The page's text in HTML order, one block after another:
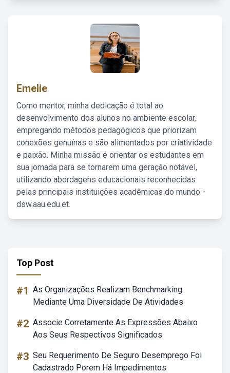
Emelie
Como mentor, minha dedicação é total ao
desenvolvimento dos alunos no ambiente escolar,
empregando métodos pedagógicos que priorizam
conexões genuínas e são alimentados por criatividade
e paixão. Minha missão é orientar os estudantes em
sua jornada para se tornarem uma geração notável,
utilizando abordagens educacionais reconhecidas
pelas principais instituições acadêmicas do mundo -
dsw.aau.edu.et.
Top Post
#1 As Organizações Realizam Benchmarking
Mediante Uma Diversidade De Atividades
#2 Associe Corretamente As Expressões Abaixo
Aos Seus Respectivos Significados
#3 Seu Requerimento De Seguro Desemprego Foi
Cadastrado Porem Há Impedimentos